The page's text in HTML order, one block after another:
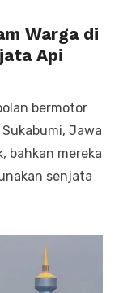
Warga di
Api
bermotor
Jawa
bahkan mereka
senjata